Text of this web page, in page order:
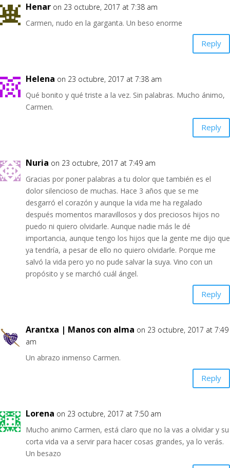
Henar on 23 octubre, 2017 at 7:38 am
Carmen, nudo en la garganta. Un beso enorme
Reply
Helena on 23 octubre, 2017 at 7:38 am
Qué bonito y qué triste a la vez. Sin palabras. Mucho ánimo,
Carmen.
Reply
Nuria on 23 octubre, 2017 at 7:49 am
Gracias por poner palabras a tu dolor que también es el
dolor silencioso de muchas. Hace 3 años que se me
desgarró el corazón y aunque la vida me ha regalado
después momentos maravillosos y dos preciosos hijos no
puedo ni quiero olvidarle. Aunque nadie más le dé
importancia, aunque tengo los hijos que la gente me dijo que
ya tendría, a pesar de ello no quiero olvidarle. Porque me
salvó la vida pero yo no pude salvar la suya. Vino con un
propósito y se marchó cuál ángel.
Reply
Arantxa | Manos con alma on 23 octubre, 2017 at 7:49
am
Un abrazo inmenso Carmen.
Reply
Lorena on 23 octubre, 2017 at 7:50 am
Mucho animo Carmen, está claro que no la vas a olvidar y su
corta vida va a servir para hacer cosas grandes, ya lo verás.
Un besazo